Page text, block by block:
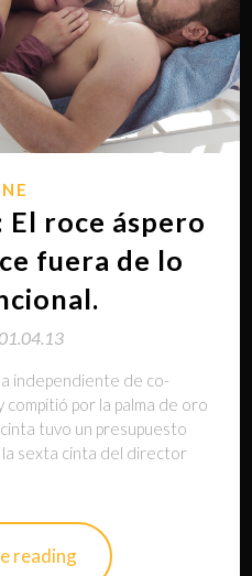
El roce áspero
fuera de lo
independiente de co-
por la palma de oro
tuvo un presupuesto
sexta cinta del director
reading